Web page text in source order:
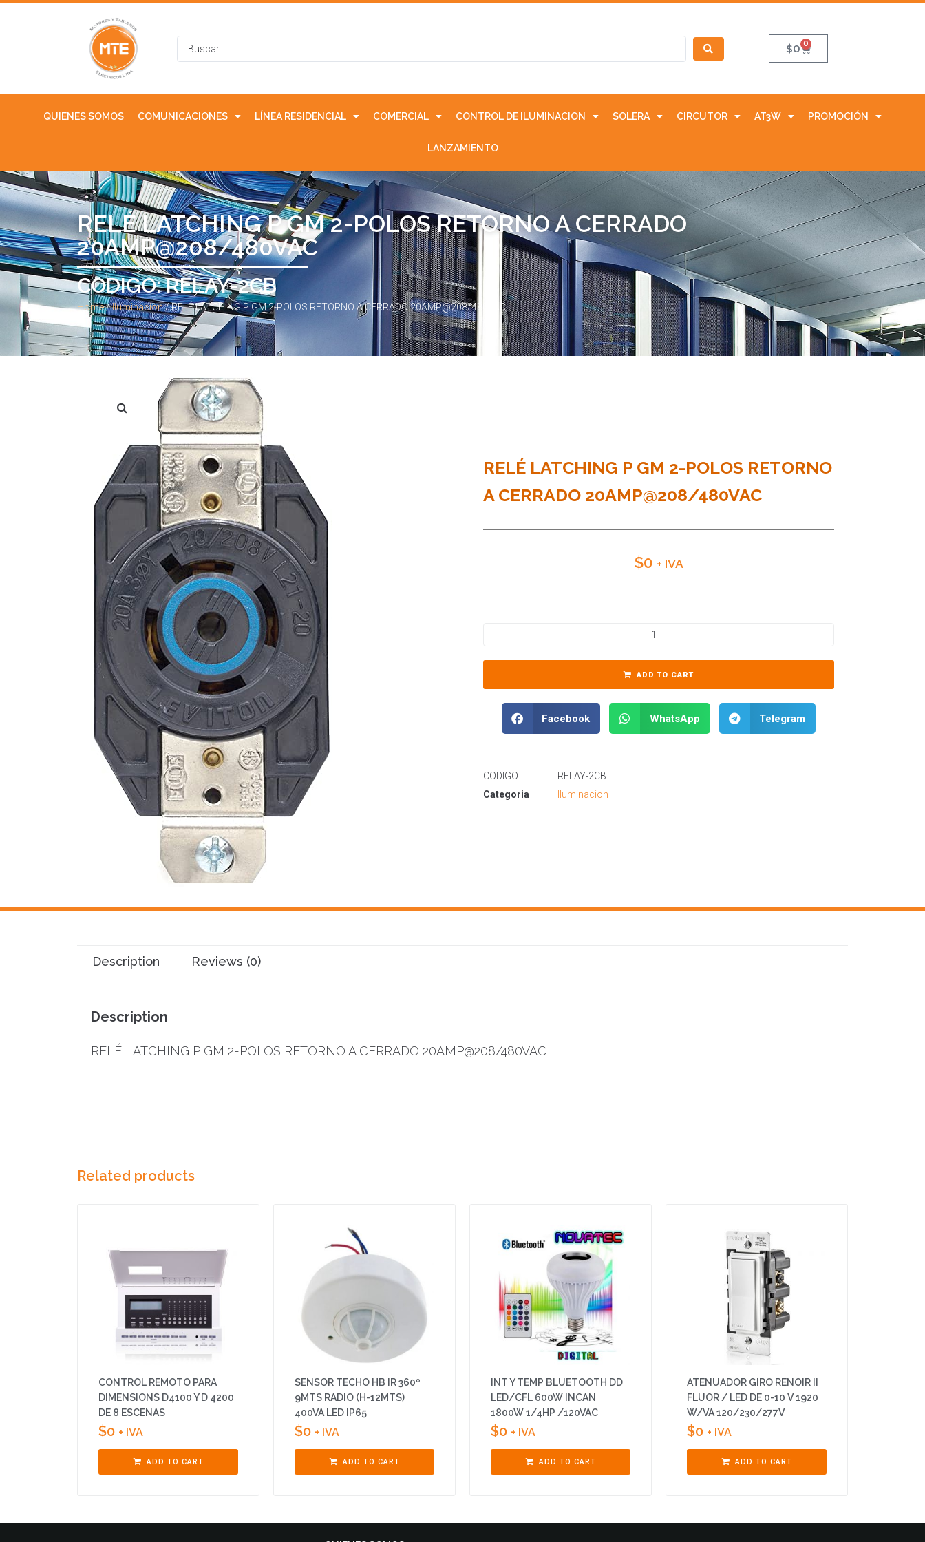
$0 0
QUIENES SOMOS COMUNICACIONES LÍNEA RESIDENCIAL COMERCIAL CONTROL DE ILUMINACION SOLERA CIRCUTOR AT3W PROMOCIÓN
LANZAMIENTO
RELÉ LATCHING P GM 2-POLOS RETORNO A CERRADO
20AMP@208/480VAC
CODIGO: RELAY-2CB
Home/Iluminacion/ RELÉ LATCHING P GM 2-POLOS RETORNO A CERRADO 20AMP@208/480VAC
RELÉ LATCHING P GM 2-POLOS RETORNO
A CERRADO 20AMP@208/480VAC
$0 + IVA
ADD TO CART
Facebook WhatsApp Telegram
CODIGO
RELAY-2CB
Categoria
Iluminacion
Description Reviews (0)
Description
RELÉ LATCHING P GM 2-POLOS RETORNO A CERRADO 20AMP@208/480VAC
Related products
CONTROL REMOTO PARA
DIMENSIONS D4100 Y D 4200
DE 8 ESCENAS
$0 + IVA
ADD TO CART
SENSOR TECHO HB IR 360º
9MTS RADIO (H-12MTS)
400VA LED IP65
$0 + IVA
ADD TO CART
INT Y TEMP BLUETOOTH DD
LED/CFL 600W INCAN
1800W 1/4HP /120VAC
$0 + IVA
ADD TO CART
ATENUADOR GIRO RENOIR II
FLUOR / LED DE 0-10 V 1920
W/VA 120/230/277V
$0 + IVA
ADD TO CART